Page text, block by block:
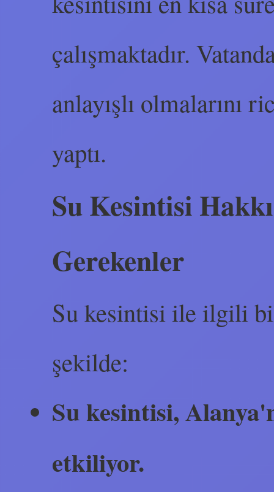
çalışmaktadır.
anlayışlı olmalarını
yaptı.
Su Kesintisi
Gerekenler
Su kesintisi ile ilgili
şekilde:
Su kesintisi,
etkiliyor.